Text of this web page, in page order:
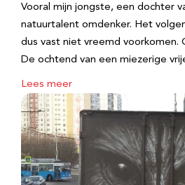
Vooral mijn jongste, een dochter
natuurtalent omdenker. Het
dus vast niet vreemd voorkomen.
De ochtend van een miezerige
Lees meer